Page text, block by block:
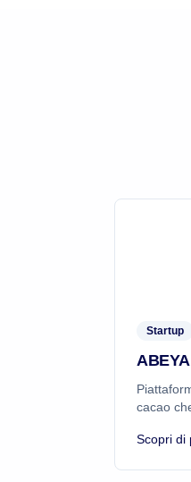
Startup
ABEYA
cacao
fattoria
Scopri di